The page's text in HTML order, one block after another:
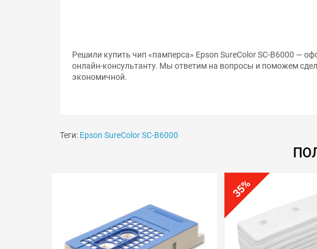
онлайн-консультанту. Мы ответим на вопросы и поможем
экономичной.
35
%